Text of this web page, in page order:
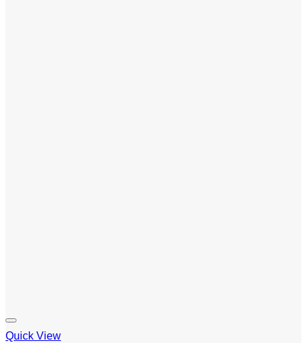
Quick View